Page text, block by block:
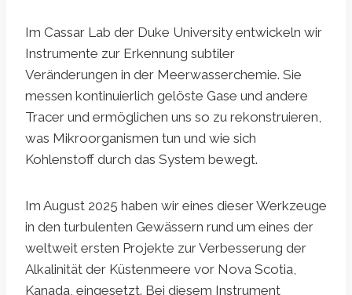
Im Cassar Lab der Duke University entwickeln wir
Instrumente zur Erkennung subtiler
Veränderungen in der Meerwasserchemie. Sie
messen kontinuierlich gelöste Gase und andere
Tracer und ermöglichen uns so zu rekonstruieren,
was Mikroorganismen tun und wie sich
Kohlenstoff durch das System bewegt.
Im August 2025 haben wir eines dieser Werkzeuge
in den turbulenten Gewässern rund um eines der
weltweit ersten Projekte zur Verbesserung der
Alkalinität der Küstenmeere vor Nova Scotia,
Kanada, eingesetzt. Bei diesem Instrument